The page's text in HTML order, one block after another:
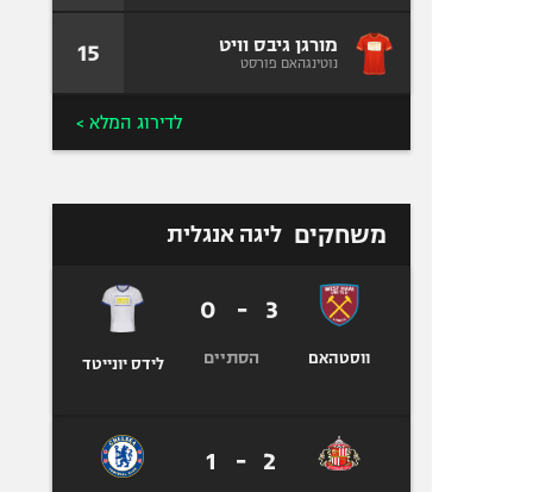
מורגן גיבס וויט
נוטינגהאם פורסט 15
לדירוג המלא >
משחקים ליגה אנגלית
ווסטהאם
3
-
0
הסתיים לידס יונייטד
2
-
1